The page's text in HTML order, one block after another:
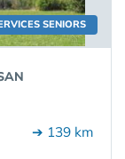
SENIORS
➔ 139 km